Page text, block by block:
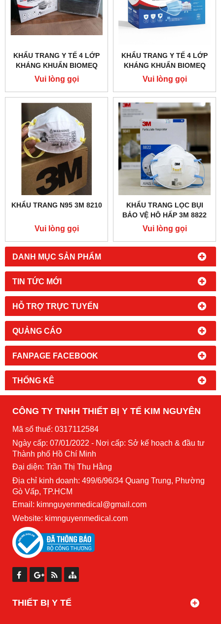
DANH MỤC SẢN PHẨM
TIN TỨC MỚI
HỖ TRỢ TRỰC TUYẾN
QUẢNG CÁO
FANPAGE FACEBOOK
THỐNG KÊ
KHẨU TRANG Y TẾ 4 LỚP
KHÁNG KHUẨN BIOMEQ
(XÁM)
Vui lòng gọi
KHẨU TRANG Y TẾ 4 LỚP
KHÁNG KHUẨN BIOMEQ
(XANH)
Vui lòng gọi
KHẨU TRANG N95 3M 8210
Vui lòng gọi
KHẨU TRANG LỌC BỤI
BẢO VỆ HÔ HẤP 3M 8822
Vui lòng gọi
CÔNG TY TNHH THIẾT BỊ Y TẾ KIM NGUYÊN
Mã số thuế: 0317112584
Ngày cấp: 07/01/2022 - Nơi cấp: Sở kế hoạch & đầu tư
Thành phố Hồ Chí Minh
Đại diện: Trần Thị Thu Hằng
Địa chỉ kinh doanh: 499/6/96/34 Quang Trung, Phường
Gò Vấp, TP.HCM
Email: kimnguyenmedical@gmail.com
Website: kimnguyenmedical.com
THIẾT BỊ Y TẾ